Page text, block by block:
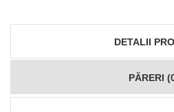
DETALII
PĂRERI